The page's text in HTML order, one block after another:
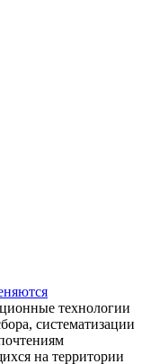
технологии
систематизации
на территории